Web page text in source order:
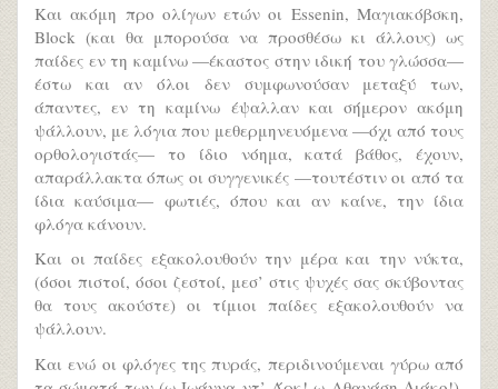
Και ακόμη προ ολίγων ετών οι Essenin, Μαγιακόβσκη,
Block (και θα μπορούσα να προσθέσω κι άλλους) ως
παίδες εν τη καμίνω —έκαστος στην ιδική του γλώσσα—
έστω και αν όλοι δεν συμφωνούσαν μεταξύ των,
άπαντες, εν τη καμίνω έψαλλαν και σήμερον ακόμη
ψάλλουν, με λόγια που μεθερμηνευόμενα —όχι από τους
ορθολογιστάς— το ίδιο νόημα, κατά βάθος, έχουν,
απαράλλακτα όπως οι συγγενικές —τουτέστιν οι από τα
ίδια καύσιμα— φωτιές, όπου και αν καίνε, την ίδια
φλόγα κάνουν.
Και οι παίδες εξακολουθούν την μέρα και την νύκτα,
(όσοι πιστοί, όσοι ζεστοί, μεσ’ στις ψυχές σας σκύβοντας
θα τους ακούστε) οι τίμιοι παίδες εξακολουθούν να
ψάλλουν.
Και ενώ οι φλόγες της πυράς, περιδινούμεναι γύρω από